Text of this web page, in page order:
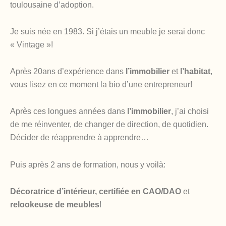
toulousaine d’adoption.
Je suis née en 1983. Si j’étais un meuble je serai donc
« Vintage »!
Après 20ans d’expérience dans l’immobilier et l’habitat,
vous lisez en ce moment la bio d’une entrepreneur!
Après ces longues années dans l’immobilier, j’ai choisi
de me réinventer, de changer de direction, de quotidien.
Décider de réapprendre à apprendre…
Puis après 2 ans de formation, nous y voilà:
Décoratrice d’intérieur, certifiée en CAO/DAO et
relookeuse de meubles!